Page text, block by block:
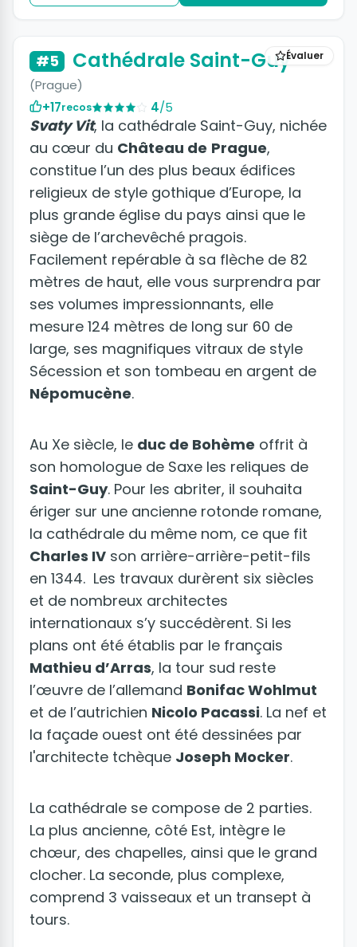
Évaluer
#5 Cathédrale Saint-Guy
(Prague)
+17recos 4/5
Svaty Vit, la cathédrale Saint-Guy, nichée
au cœur du Château de Prague,
constitue l’un des plus beaux édifices
religieux de style gothique d’Europe, la
plus grande église du pays ainsi que le
siège de l’archevêché pragois.
Facilement repérable à sa flèche de 82
mètres de haut, elle vous surprendra par
ses volumes impressionnants, elle
mesure 124 mètres de long sur 60 de
large, ses magnifiques vitraux de style
Sécession et son tombeau en argent de
Népomucène.
Au Xe siècle, le duc de Bohème offrit à
son homologue de Saxe les reliques de
Saint-Guy. Pour les abriter, il souhaita
ériger sur une ancienne rotonde romane,
la cathédrale du même nom, ce que fit
Charles IV son arrière-arrière-petit-fils
en 1344. Les travaux durèrent six siècles
et de nombreux architectes
internationaux s’y succédèrent. Si les
plans ont été établis par le français
Mathieu d’Arras, la tour sud reste
l’œuvre de l’allemand Bonifac Wohlmut
et de l’autrichien Nicolo Pacassi. La nef et
la façade ouest ont été dessinées par
l'architecte tchèque Joseph Mocker.
La cathédrale se compose de 2 parties.
La plus ancienne, côté Est, intègre le
chœur, des chapelles, ainsi que le grand
clocher. La seconde, plus complexe,
comprend 3 vaisseaux et un transept à
tours.